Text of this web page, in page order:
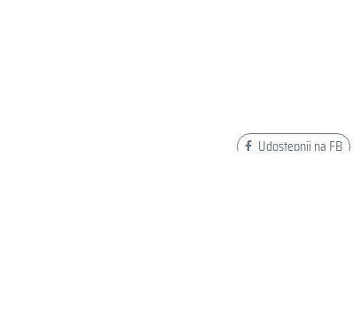
Udostępnij na FB